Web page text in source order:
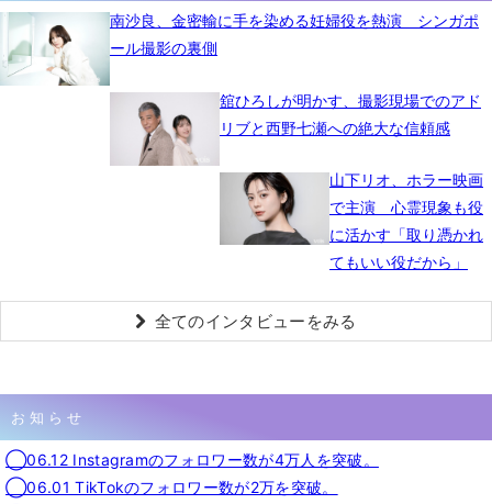
南沙良、金密輸に手を染める妊婦役を熱演 シンガポ
ール撮影の裏側
舘ひろしが明かす、撮影現場でのアド
リブと西野七瀬への絶大な信頼感
山下リオ、ホラー映画
で主演 心霊現象も役
に活かす「取り憑かれ
てもいい役だから」
全てのインタビューをみる
お知らせ
◯06.12 Instagramのフォロワー数が4万人を突破。
◯06.01 TikTokのフォロワー数が2万を突破。